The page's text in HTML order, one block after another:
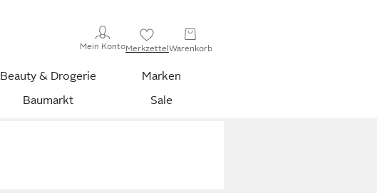
Mein KontoMerkzettelWarenkorb
Beauty & Drogerie
Marken
Baumarkt Sale